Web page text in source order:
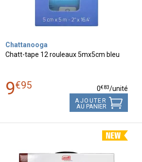
Chattanooga
Chatt-tape 12 rouleaux 5mx5cm bleu
9€95 0€83/unité
AJOUTER
AU PANIER